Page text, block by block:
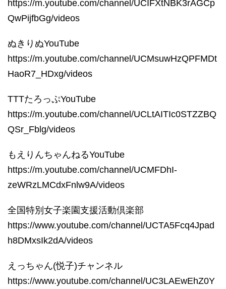
https://m.youtube.com/channel/UCIFXtNBK3rAGCp
QwPijfbGg/videos
ぬきりぬYouTube
https://m.youtube.com/channel/UCMsuwHzQPFMDt
HaoR7_HDxg/videos
TTTたろっぷYouTube
https://m.youtube.com/channel/UCLtAITIc0STZZBQ
QSr_Fblg/videos
もえりんちゃんねるYouTube
https://m.youtube.com/channel/UCMFDhI-
zeWRzLMCdxFnlw9A/videos
全国特別女子楽園支援活動倶楽部
https://www.youtube.com/channel/UCTA5Fcq4Jpad
h8DMxsIk2dA/videos
えっちゃん(悦子)チャンネル
https://www.youtube.com/channel/UC3LAEwEhZ0Y